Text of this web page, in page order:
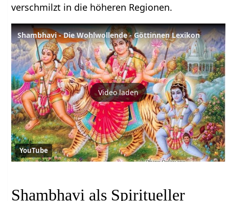
verschmilzt in die höheren Regionen.
Shambhavi - Die Wohlwollende - Göttinnen Lexikon
Video laden
YouTube
Shambhavi als Spiritueller